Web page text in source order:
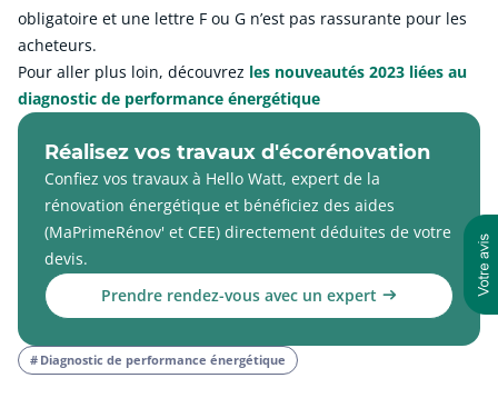
obligatoire et une lettre F ou G n’est pas rassurante pour les
acheteurs.
Pour aller plus loin, découvrez les nouveautés 2023 liées au
diagnostic de performance énergétique
Réalisez vos travaux d'écorénovation
Confiez vos travaux à Hello Watt, expert de la
rénovation énergétique et bénéficiez des aides
(MaPrimeRénov' et CEE) directement déduites de votre
devis.
Prendre rendez-vous avec un expert
Diagnostic de performance énergétique